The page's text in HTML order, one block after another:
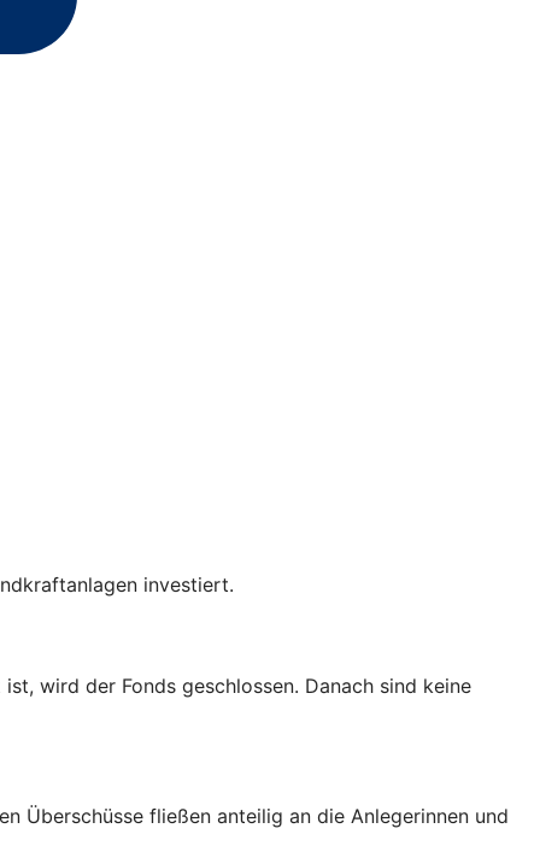
investiert.
wird der Fonds geschlossen. Danach sind keine
Überschüsse fließen anteilig an die Anlegerinnen und